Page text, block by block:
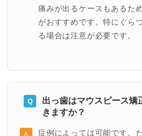
痛みが出るケースもあるた
がおすすめです。特にぐら
る場合は注意が必要です。
出っ歯はマウスピース矯
きますか？
症例によっては可能です。